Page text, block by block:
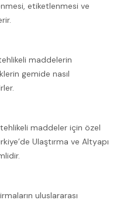
etiketlenmesi ve
maddelerin
gemide nasıl
tehlikeli maddeler için özel
Ulaştırma ve Altyapı
uluslararası